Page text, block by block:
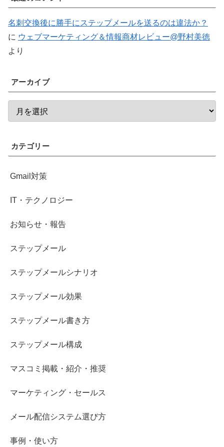
名刺交換後に勝手にステップメールを送るのは違法か？
に ウェブマーケティング＆情報商材レビュー@野村美徳
より
アーカイブ
カテゴリー
Gmail対策
IT・テクノロジー
お知らせ・報告
ステップメール
ステップメールシナリオ
ステップメール効果
ステップメール書き方
ステップメール構成
マスコミ掲載・紹介・推奨
マーケティング・セールス
メール配信システム選び方
事例・使い方